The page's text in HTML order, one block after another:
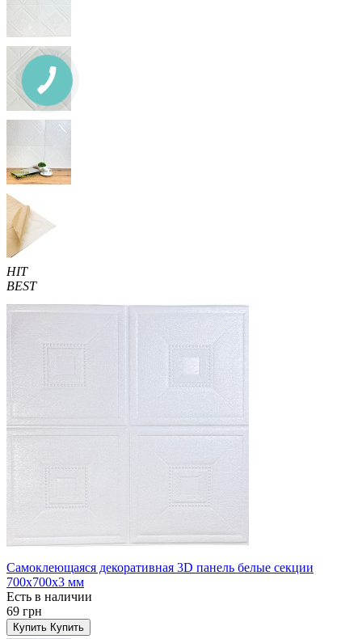
HIT
BEST
Самоклеющаяся декоративная 3D панель белые секции
700x700x3 мм
Есть в наличии
69 грн
Купить Купить